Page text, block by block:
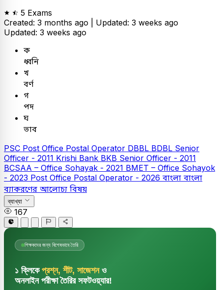
5 Exams
Created: 3 months ago | Updated: 3 weeks ago
Updated: 3 weeks ago
ক
ধ্বনি
খ
বর্ণ
গ
পদ
ঘ
ভাব
PSC Post Office Postal Operator DBBL BDBL Senior
Officer - 2011 Krishi Bank BKB Senior Officer - 2011
BCSAA – Office Sohayak - 2021 BMET – Office Sohayok
- 2023 Post Office Postal Operator - 2026 বাংলা বাংলা
ব্যাকরণের আলোচ্য বিষয়
ব্যাখ্যা
167
শিক্ষকদের জন্য বিশেষভাবে তৈরি
১ ক্লিকে প্রশ্ন, শীট, সাজেশনও
অনলাইন পরীক্ষা তৈরির সফটওয়্যার!